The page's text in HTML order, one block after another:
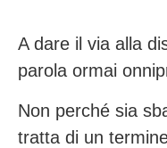
A dare il via alla
parola ormai
Non perché sia
tratta di un